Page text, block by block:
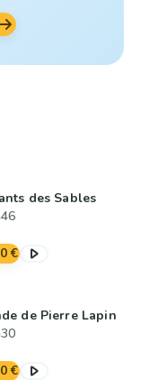
des Sables
€
de Pierre Lapin
€